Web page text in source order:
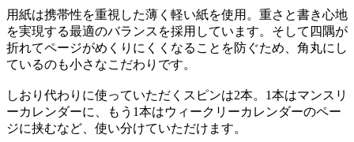
用紙は携帯性を重視した薄く軽い紙を使用。重さと書き心地
を実現する最適のバランスを採用しています。そして四隅が
折れてページがめくりにくくなることを防ぐため、角丸にし
ているのも小さなこだわりです。
しおり代わりに使っていただくスピンは2本。1本はマンスリ
ーカレンダーに、もう1本はウィークリーカレンダーのペー
ジに挟むなど、使い分けていただけます。